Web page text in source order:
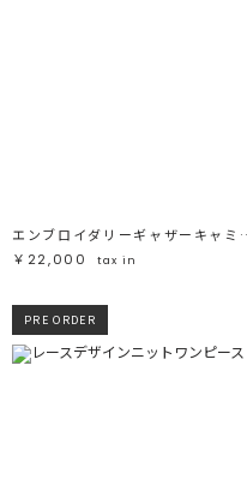
エンブロイダ
￥22,000
tax in
PRE ORDER